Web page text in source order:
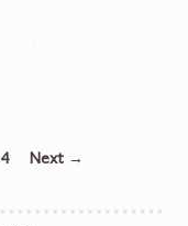
4 Next →